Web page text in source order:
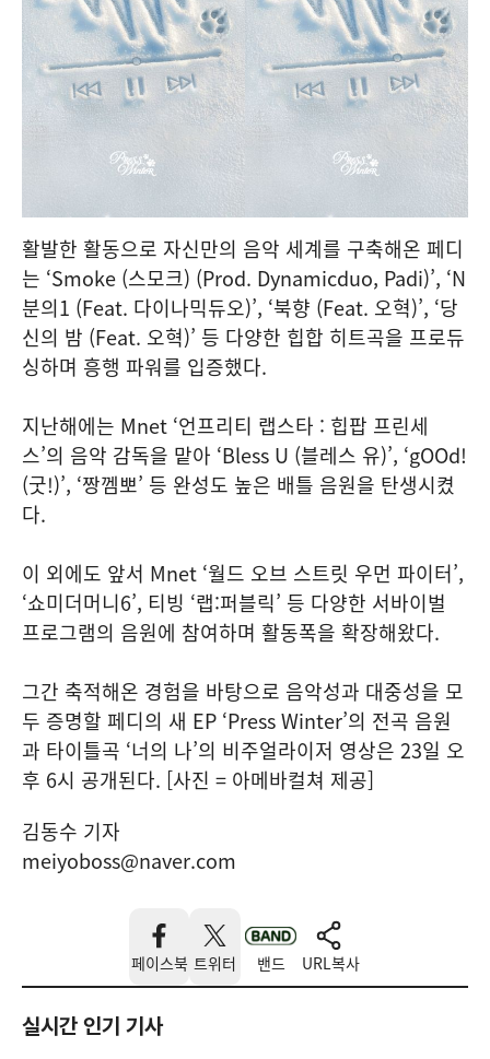
활발한 활동으로 자신만의 음악 세계를 구축해온 페디
는 ‘Smoke (스모크) (Prod. Dynamicduo, Padi)’, ‘N
분의1 (Feat. 다이나믹듀오)’, ‘북향 (Feat. 오혁)’, ‘당
신의 밤 (Feat. 오혁)’ 등 다양한 힙합 히트곡을 프로듀
싱하며 흥행 파워를 입증했다.
지난해에는 Mnet ‘언프리티 랩스타 : 힙팝 프린세
스’의 음악 감독을 맡아 ‘Bless U (블레스 유)’, ‘gOOd!
(굿!)’, ‘짱껨뽀’ 등 완성도 높은 배틀 음원을 탄생시켰
다.
이 외에도 앞서 Mnet ‘월드 오브 스트릿 우먼 파이터’,
‘쇼미더머니6’, 티빙 ‘랩:퍼블릭’ 등 다양한 서바이벌
프로그램의 음원에 참여하며 활동폭을 확장해왔다.
그간 축적해온 경험을 바탕으로 음악성과 대중성을 모
두 증명할 페디의 새 EP ‘Press Winter’의 전곡 음원
과 타이틀곡 ‘너의 나’의 비주얼라이저 영상은 23일 오
후 6시 공개된다. [사진 = 아메바컬쳐 제공]
김동수 기자
meiyoboss@naver.com
페이스북 트위터 밴드 URL복사
실시간 인기 기사